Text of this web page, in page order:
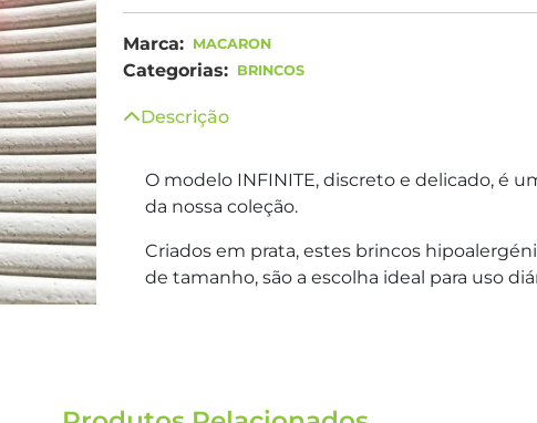
Marca: MACARON
Categorias: BRINCOS
Descrição
O modelo INFINITE, discreto e delicado, é
da nossa coleção.
Criados em prata, estes brincos
de tamanho, são a escolha ideal para uso